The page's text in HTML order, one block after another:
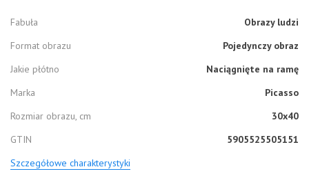
Fabuła
Obrazy ludzi
Format obrazu
Pojedynczy obraz
Jakie płótno
Naciągnięte na ramę
Marka
Picasso
Rozmiar obrazu, cm
30x40
GTIN
5905525505151
Szczegółowe charakterystyki